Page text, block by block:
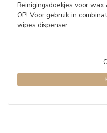
Reinigingsdoekjes voor wax
OP! Voor gebruik in
wipes dispenser